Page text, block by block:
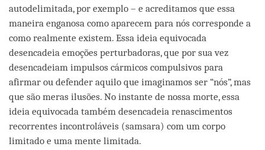
autodelimitada, por exemplo – e acreditamos que essa
maneira enganosa como aparecem para nós corresponde a
como realmente existem. Essa ideia equivocada
desencadeia emoções perturbadoras, que por sua vez
desencadeiam impulsos cármicos compulsivos para
afirmar ou defender aquilo que imaginamos ser “nós”, mas
que são meras ilusões. No instante de nossa morte, essa
ideia equivocada também desencadeia renascimentos
recorrentes incontroláveis (samsara) com um corpo
limitado e uma mente limitada.